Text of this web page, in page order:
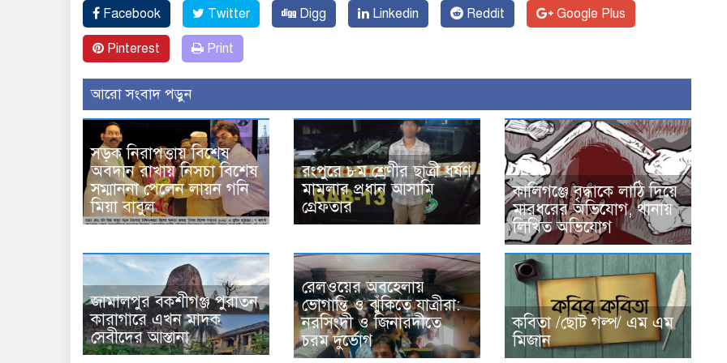
Facebook Twitter Digg Linkedin Reddit Google Plus
Pinterest Print
আরো সংবাদ পড়ুন
সড়ক নিরাপত্তায় বিশেষ
অবদান রাখায় নিসচা বিশেষ
সম্মাননা পেলেন লায়ন গনি
মিয়া বাবুল
রংপুরে ৮ম শ্রেণীর ছাত্রী ধর্ষণ
মামলার প্রধান আসামি
গ্রেফতার
কালিগঞ্জে বৃদ্ধাকে লাঠি দিয়ে
মারধরের অভিযোগ, থানায়
লিখিত অভিযোগ
জামালপুর বকশীগঞ্জ পুরাতন
কারাগারে এখন মাদক
সেবীদের আস্তানা
রেলওয়ের অবহেলায়
ভোগান্তি ও ঝুঁকিতে যাত্রীরা:
নরসিংদী ও জিনারদীতে
চরম দুর্ভোগ
কবিতা /ছোট গল্প/ এম এম
মিজান